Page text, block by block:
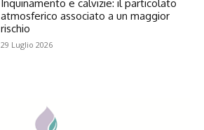
Inquinamento e calvizie: il particolato
atmosferico associato a un maggior
rischio
29 Luglio 2026